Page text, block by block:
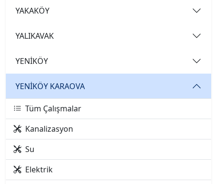
YAKAKÖY
YALIKAVAK
YENİKÖY
YENİKÖY KARAOVA
Tüm Çalışmalar
Kanalizasyon
Su
Elektrik